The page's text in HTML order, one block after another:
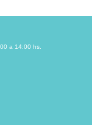
a 14:00 hs.